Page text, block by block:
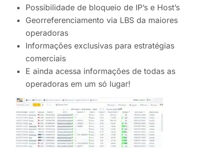
Possibilidade de bloqueio de IP’s e Host’s
Georreferenciamento via LBS da maiores
operadoras
Informações exclusivas para estratégias
comerciais
E ainda acessa informações de todas as
operadoras em um só lugar!